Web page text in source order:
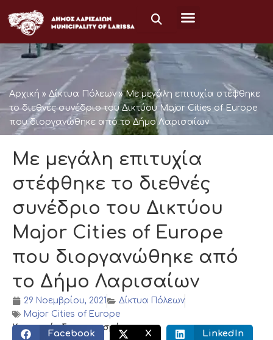
στο
περιεχόμενο
Αρχική » Δίκτυα Πόλεων»Με μεγάλη επιτυχία στέφθηκε
το διεθνές συνέδριο του Δικτύου Major Cities of Europe
που διοργανώθηκε από το Δήμο Λαρισαίων
Με μεγάλη επιτυχία
στέφθηκε το διεθνές
συνέδριο του Δικτύου
Major Cities of Europe
που διοργανώθηκε από
το Δήμο Λαρισαίων
29 Νοεμβρίου, 2021
Δίκτυα Πόλεων
Major Cities of Europe
Κοινωνικός διαμοιρασμός:
Facebook X LinkedIn